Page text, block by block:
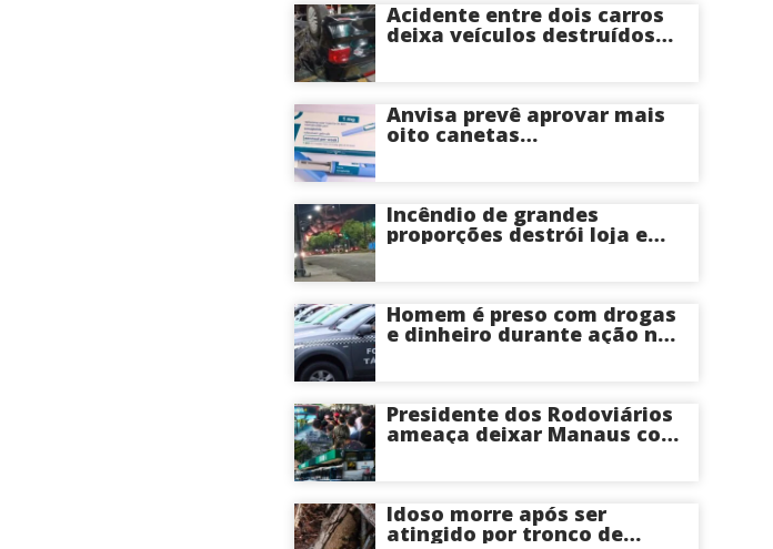
Acidente entre dois carros
deixa veículos destruídos
Anvisa prevê aprovar mais
oito canetas
Incêndio de grandes
proporções destrói loja e
Homem é preso com drogas
e dinheiro durante ação na
Presidente dos Rodoviários
ameaça deixar Manaus com
Idoso morre após ser
atingido por tronco de